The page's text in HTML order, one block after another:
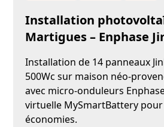
Installation
Martigues – Enphase
Installation de 14 panneaux
500Wc sur maison néo-
avec micro-onduleurs
virtuelle MySmartBattery
économies.